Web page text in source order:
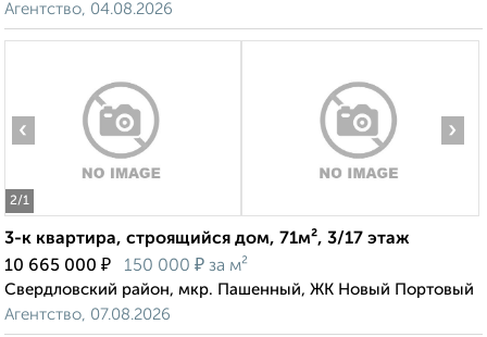
Агентство, 04.08.2026
2/1
‹ ›
3-к квартира, строящийся дом, 71м², 3/17 этаж
10 665 000 ₽ 150 000 ₽ за м²
Свердловский район, мкр. Пашенный, ЖК Новый Портовый
Агентство, 07.08.2026